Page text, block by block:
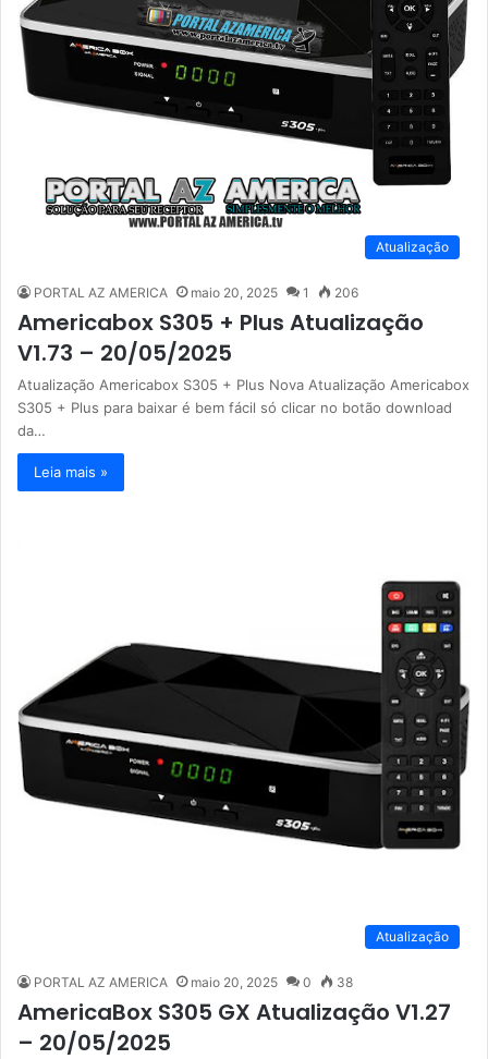
Atualização
PORTAL AZ AMERICA maio 20, 2025 1 206
Americabox S305 + Plus Atualização
V1.73 – 20/05/2025
Atualização Americabox S305 + Plus Nova Atualização Americabox
S305 + Plus para baixar é bem fácil só clicar no botão download
da…
Leia mais »
Atualização
PORTAL AZ AMERICA maio 20, 2025 0 38
AmericaBox S305 GX Atualização V1.27
– 20/05/2025